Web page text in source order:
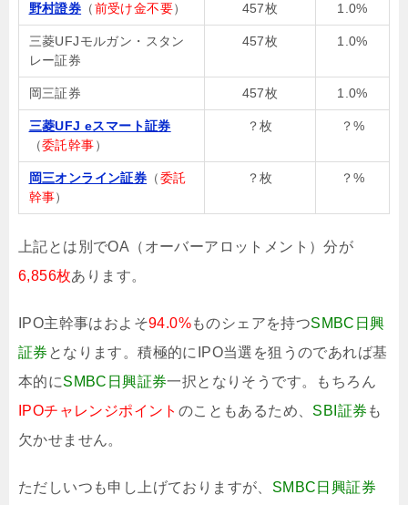
野村證券 （前受け金不要） 457枚 1.0%
三菱UFJモルガン・スタン
レー証券
457枚 1.0%
岡三証券 457枚 1.0%
三菱UFJ eスマート証券
（委託幹事）
？枚 ？%
岡三オンライン証券 （委託
幹事）
？枚 ？%
上記とは別でOA（オーバーアロットメント）分が
6,856枚あります。
IPO主幹事はおよそ94.0%ものシェアを持つSMBC日興
証券 となります。積極的にIPO当選を狙うのであれば基
本的にSMBC日興証券一択となりそうです。もちろん
IPOチャレンジポイント のこともあるため、 SBI証券 も
欠かせません。
ただしいつも申し上げておりますが、 SMBC日興証券